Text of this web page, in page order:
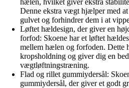
Denne ekstra vægt hjælper med
gulvet og forhindrer dem i at
Løftet hældesign, der giver en
forfod: Skoene har et løftet
mellem hælen og forfoden. Dette
kropsholdning og giver dig en
vægtløftningstræning.
Flad og rillet gummiydersål:
gummiydersål, der giver et godt